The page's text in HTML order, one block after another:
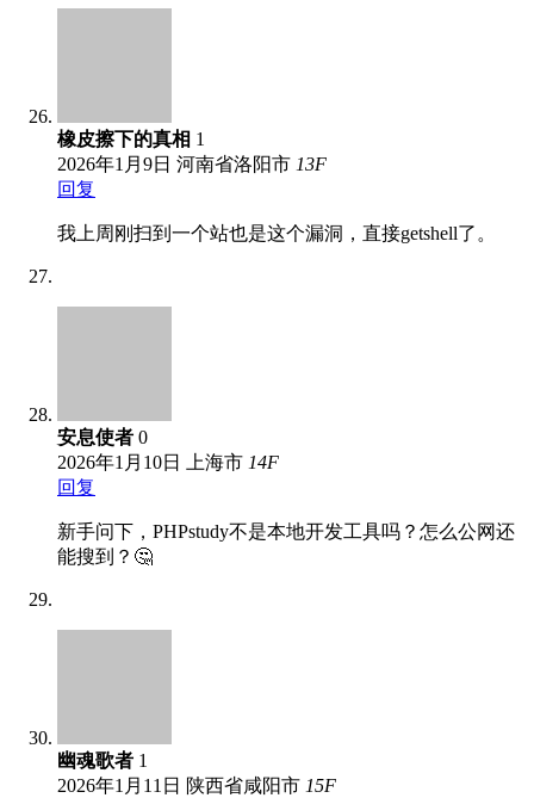
橡皮擦下的真相 1
2026年1月9日 河南省洛阳市 13F
回复
我上周刚扫到一个站也是这个漏洞，直接getshell了。
安息使者 0
2026年1月10日
上海市 14F
回复
新手问下，PHPstudy不是本地开发工具吗？怎么公网还
能搜到？🤔
幽魂歌者 1
2026年1月11日 陕西省咸阳市 15F